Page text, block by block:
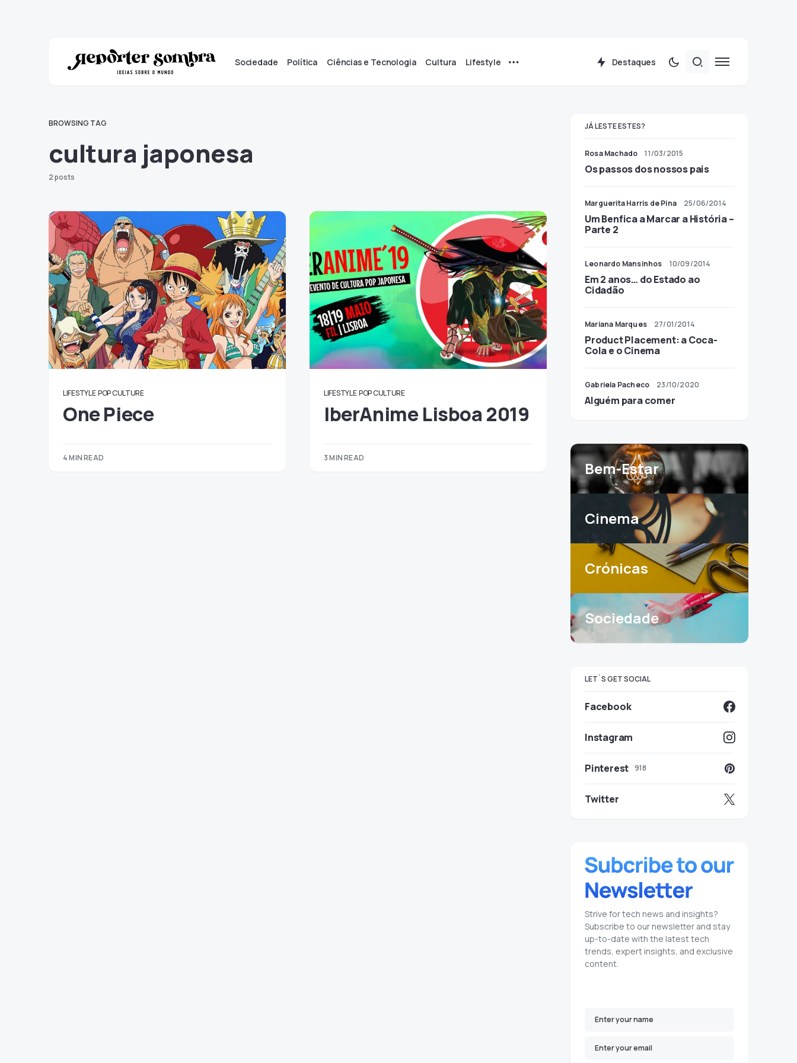
Sociedade Política Ciências e Tecnologia Cultura Lifestyle Destaques
BROWSING TAG
cultura japonesa
2 posts
LIFESTYLE POP CULTURE
One Piece
4 MIN READ
LIFESTYLE POP CULTURE
IberAnime Lisboa 2019
3 MIN READ
JÁ LESTE ESTES?
Rosa Machado 11/03/2015
Os passos dos nossos pais
Marguerita Harris de Pina 25/06/2014
Um Benfica a Marcar a História –
Parte 2
Leonardo Mansinhos 10/09/2014
Em 2 anos… do Estado ao
Cidadão
Mariana Marques 27/01/2014
Product Placement: a Coca-
Cola e o Cinema
Gabriela Pacheco 23/10/2020
Alguém para comer
Bem-Estar
Cinema
Crónicas
Sociedade
LET`S GET SOCIAL
Facebook
Instagram
Pinterest 918
Twitter
Strive for tech news and insights?
Subscribe to our newsletter and stay
up-to-date with the latest tech
trends, expert insights, and exclusive
content.